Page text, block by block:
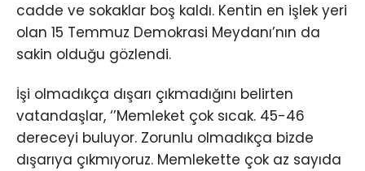
cadde ve sokaklar boş kaldı. Kentin en işlek yeri
olan 15 Temmuz Demokrasi Meydanı’nın da
sakin olduğu gözlendi.
İşi olmadıkça dışarı çıkmadığını belirten
vatandaşlar, ‘’Memleket çok sıcak. 45-46
dereceyi buluyor. Zorunlu olmadıkça bizde
dışarıya çıkmıyoruz. Memlekette çok az sayıda